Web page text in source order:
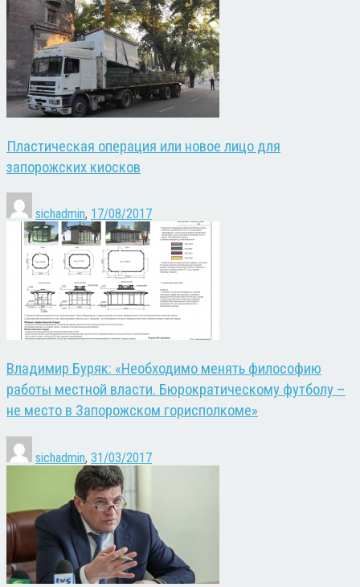
Пластическая операция или новое лицо для
запорожских киосков
sichadmin, 17/08/2017
Владимир Буряк: «Необходимо менять философию
работы местной власти. Бюрократическому футболу –
не место в Запорожском горисполкоме»
sichadmin, 31/03/2017